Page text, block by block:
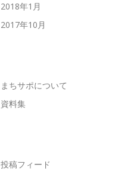
2018年1月
2017年10月
まちサポについて
資料集
投稿フィード